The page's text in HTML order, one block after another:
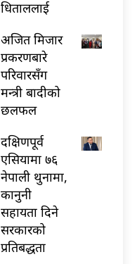
धिताललाई
अजित मिजार
प्रकरणबारे
परिवारसँग
मन्त्री बादीको
छलफल
दक्षिणपूर्व
एसियामा ७६
नेपाली थुनामा,
कानुनी
सहायता दिने
सरकारको
प्रतिबद्धता